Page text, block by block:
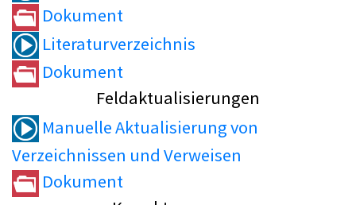
Dokument
Literaturverzeichnis
Dokument
Feldaktualisierungen
Manuelle Aktualisierung von
Verzeichnissen und Verweisen
Dokument